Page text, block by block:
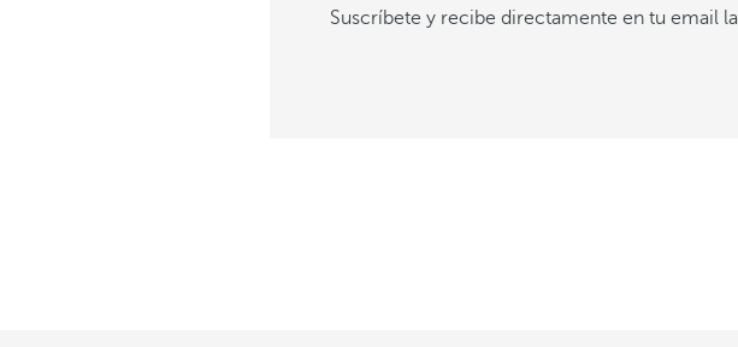
Suscríbete y recibe directamente en tu email